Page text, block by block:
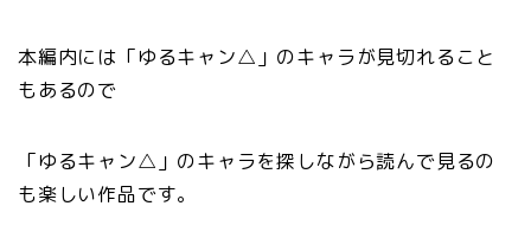
本編内には「ゆるキャン△」のキャラが見切れること
もあるので
「ゆるキャン△」のキャラを探しながら読んで見るの
も楽しい作品です。